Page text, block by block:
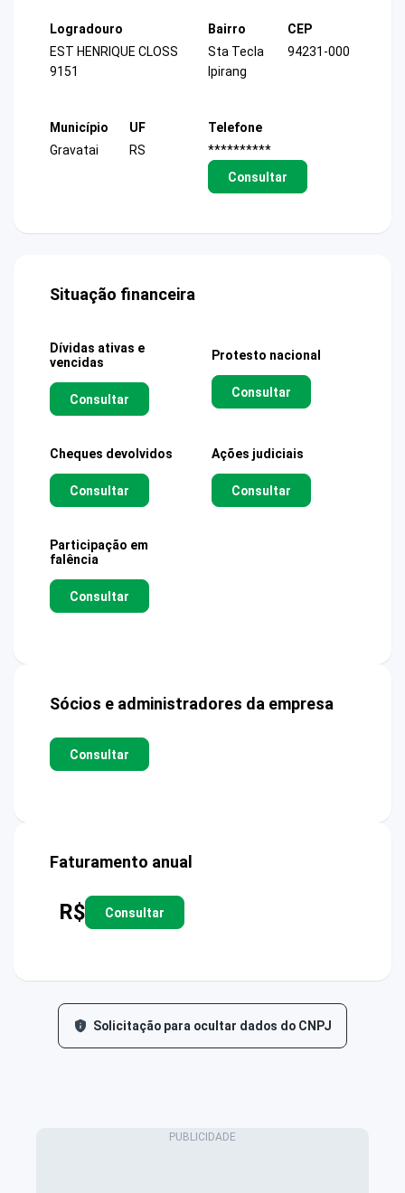
Logradouro
EST HENRIQUE CLOSS
9151
Bairro
Sta Tecla
Ipirang
CEP
94231-000
Município
Gravatai
UF
RS
Telefone
**********
Consultar
Situação financeira
Dívidas ativas e
vencidas
Consultar
Protesto nacional
Consultar
Cheques devolvidos
Consultar
Ações judiciais
Consultar
Participação em
falência
Consultar
Sócios e administradores da empresa
Consultar
Faturamento anual
R$ Consultar
Solicitação para ocultar dados do CNPJ